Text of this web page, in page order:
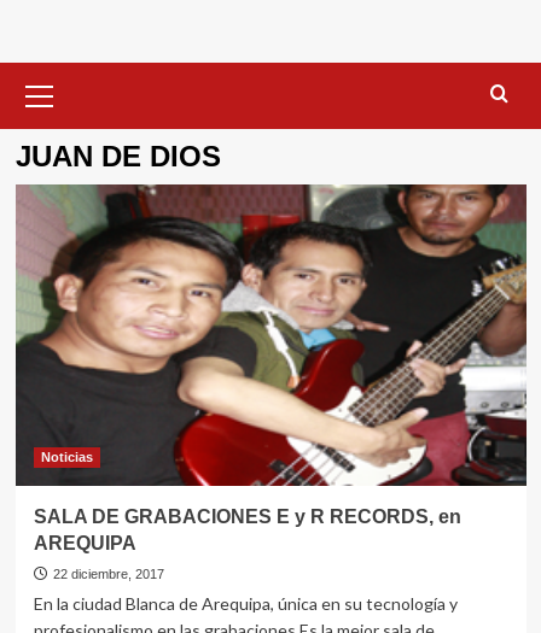
primario
JUAN DE DIOS
Noticias
SALA DE GRABACIONES E y R RECORDS, en
AREQUIPA
22 diciembre, 2017
En la ciudad Blanca de Arequipa, única en su tecnología y